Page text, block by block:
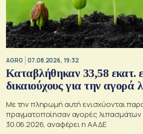
AGRO 07.08.2026, 19:32
Καταβλήθηκαν 33,58 εκατ.
δικαιούχους για την αγορά
Με την πληρωμή αυτή ενισχύονται
πραγματοποίησαν αγορές
30.06.2026, αναφέρει η ΑΑΔΕ